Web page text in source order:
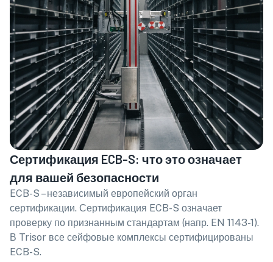
Сертификация ECB-S: что это означает
для вашей безопасности
ECB-S – независимый европейский орган
сертификации. Сертификация ECB-S означает
проверку по признанным стандартам (напр. EN 1143-1).
В Trisor все сейфовые комплексы сертифицированы
ECB-S.